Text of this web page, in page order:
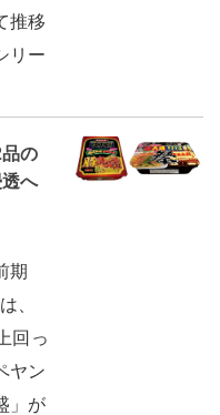
推移
リー
の
へ
期
、
回っ
ヤン
」が